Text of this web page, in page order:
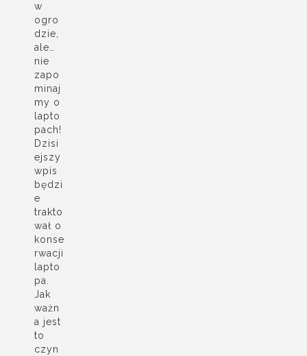
w
ogro
dzie,
ale…
nie
zapo
minaj
my o
lapto
pach!
Dzisi
ejszy
wpis
będzi
e
trakto
wał o
konse
rwacji
lapto
pa.
Jak
ważn
a jest
to
czyn